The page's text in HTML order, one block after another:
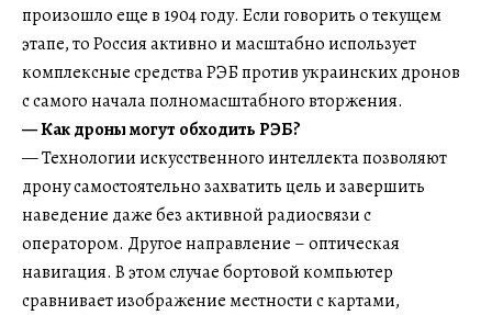
произошло еще в 1904 году. Если говорить о текущем
этапе, то Россия активно и масштабно использует
комплексные средства РЭБ против украинских дронов
с самого начала полномасштабного вторжения.
— Как дроны могут обходить РЭБ?
— Технологии искусственного интеллекта позволяют
дрону самостоятельно захватить цель и завершить
наведение даже без активной радиосвязи с
оператором. Другое направление – оптическая
навигация. В этом случае бортовой компьютер
сравнивает изображение местности с картами,